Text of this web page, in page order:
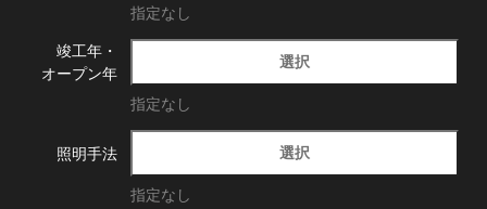
指定なし
竣工年・
オープン年
選択
指定なし
照明手法 選択
指定なし